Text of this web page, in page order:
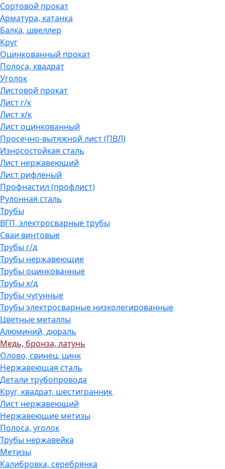
Сортовой прокат
Арматура, катанка
Балка, швеллер
Круг
Оцинкованный прокат
Полоса, квадрат
Уголок
Листовой прокат
Лист г/к
Лист х/к
Лист оцинкованный
Просечно-вытяжной лист (ПВЛ)
Износостойкая сталь
Лист нержавеющий
Лист рифленый
Профнастил (профлист)
Рулонная сталь
Трубы
ВГП, электросварные трубы
Сваи винтовые
Трубы г/д
Трубы нержавеющие
Трубы оцинкованные
Трубы х/д
Трубы чугунные
Трубы электросварные низколегированные
Цветные металлы
Алюминий, дюраль
Медь, бронза, латунь
Олово, cвинец, цинк
Нержавеющая сталь
Детали трубопровода
Круг, квадрат, шестигранник
Лист нержавеющий
Нержавеющие метизы
Полоса, уголок
Трубы нержавейка
Метизы
Калибровка, серебрянка